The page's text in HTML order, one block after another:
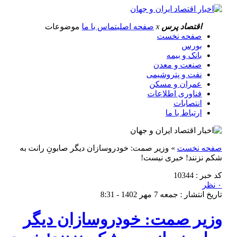
اقتصاد پرس x صفحه اصلیتماس با ما موضوعات
صفحه نخست
بورس
بانک و بیمه
صنعت و معدن
نفت و پتروشیمی
عمران و مسکن
فناوری اطلاعات
انتصابات
ارتباط با ما
صفحه نخست » وزیر صمت: خودروسازان دیگر صابونِ رانت به
شکم نزنند! خبری نیست!
کد خبر : 10344
۰ نظر
تاریخ انتشار : جمعه 7 مهر 1402 - 8:31
وزیر صمت: خودروسازان دیگر